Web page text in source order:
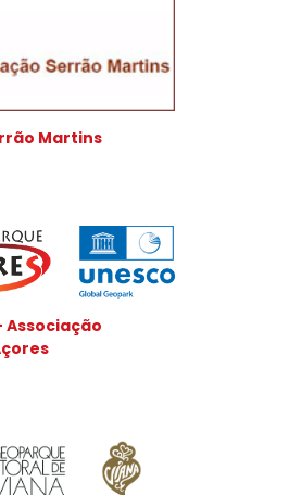
Martins
Associação